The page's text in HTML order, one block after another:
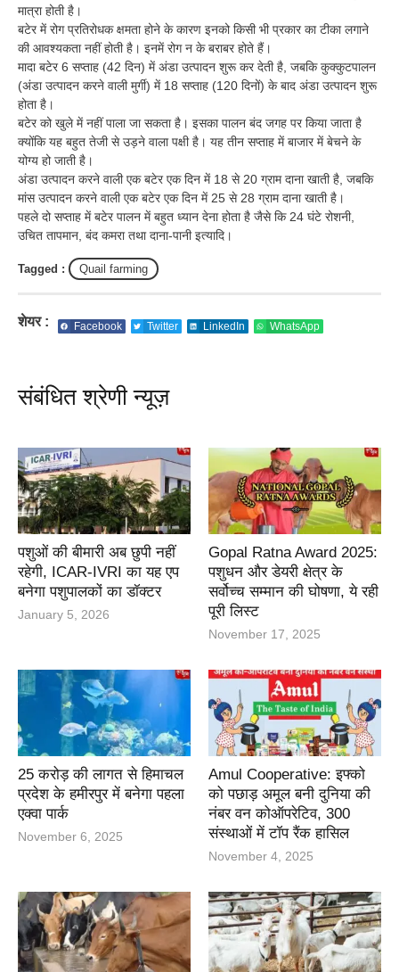
मात्रा होती है।
बटेर में रोग प्रतिरोधक क्षमता होने के कारण इनको किसी भी प्रकार का टीका लगाने
की आवश्यकता नहीं होती है। इनमें रोग न के बराबर होते हैं।
मादा बटेर 6 सप्ताह (42 दिन) में अंडा उत्पादन शुरू कर देती है, जबकि कुक्कुटपालन
(अंडा उत्पादन करने वाली मुर्गी) में 18 सप्ताह (120 दिनों) के बाद अंडा उत्पादन शुरू
होता है।
बटेर को खुले में नहीं पाला जा सकता है। इसका पालन बंद जगह पर किया जाता है
क्योंकि यह बहुत तेजी से उड़ने वाला पक्षी है। यह तीन सप्ताह में बाजार में बेचने के
योग्य हो जाती है।
अंडा उत्पादन करने वाली एक बटेर एक दिन में 18 से 20 ग्राम दाना खाती है, जबकि
मांस उत्पादन करने वाली एक बटेर एक दिन में 25 से 28 ग्राम दाना खाती है।
पहले दो सप्ताह में बटेर पालन में बहुत ध्यान देना होता है जैसे कि 24 घंटे रोशनी,
उचित तापमान, बंद कमरा तथा दाना-पानी इत्यादि।
Tagged : Quail farming
शेयर : Facebook Twitter LinkedIn WhatsApp
संबंधित श्रेणी न्यूज़
पशुओं की बीमारी अब छुपी नहीं
रहेगी, ICAR-IVRI का यह एप
बनेगा पशुपालकों का डॉक्टर
January 5, 2026
Gopal Ratna Award 2025:
पशुधन और डेयरी क्षेत्र के
सर्वोच्च सम्मान की घोषणा, ये रही
पूरी लिस्ट
November 17, 2025
25 करोड़ की लागत से हिमाचल
प्रदेश के हमीरपुर में बनेगा पहला
एक्वा पार्क
November 6, 2025
Amul Cooperative: इफ्को
को पछाड़ अमूल बनी दुनिया की
नंबर वन कोऑपरेटिव, 300
संस्थाओं में टॉप रैंक हासिल
November 4, 2025